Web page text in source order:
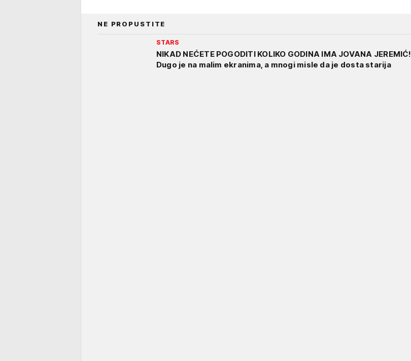
NE PROPUSTITE
STARS
NIKAD NEĆETE POGODITI KOLIKO GODINA IMA JOVANA JEREMIĆ!
Dugo je na malim ekranima, a mnogi misle da je dosta starija